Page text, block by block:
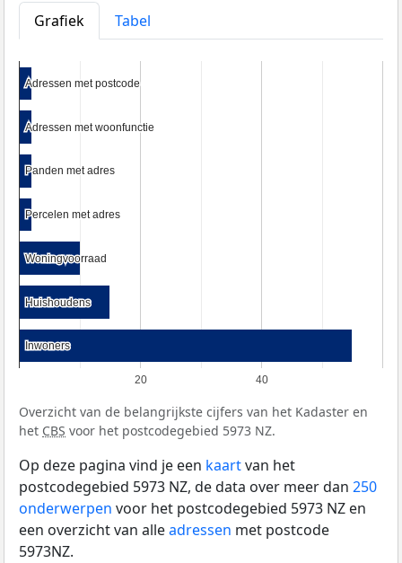
Grafiek
Tabel
20 40
Adressen met postcode
Adressen met postcode
Adressen met woonfunctie
Adressen met woonfunctie
Panden met adres
Panden met adres
Percelen met adres
Percelen met adres
Woningvoorraad
Woningvoorraad
Huishoudens
Huishoudens
Inwoners
Inwoners
Overzicht van de belangrijkste cijfers van het Kadaster en
het CBS voor het postcodegebied 5973 NZ.
Op deze pagina vind je een kaartvan het
postcodegebied 5973 NZ, de data over meer dan 250
onderwerpen voor het postcodegebied 5973 NZ en
een overzicht van alleadressen met postcode
5973NZ.